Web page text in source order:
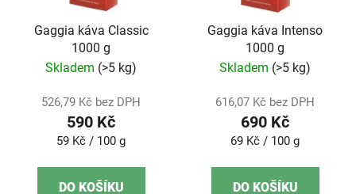
Gaggia káva Classic
1000 g
Skladem (>5 kg)
526,79 Kč bez DPH
590 Kč
Měrná
59 Kč / 100 g
DO KOŠÍKU
Gaggia káva Intenso
1000 g
Skladem (>5 kg)
616,07 Kč bez DPH
690 Kč
Měrná
69 Kč / 100 g
DO KOŠÍKU